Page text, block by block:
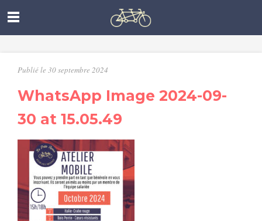
Publié le 30 septembre 2024
WhatsApp Image 2024-09-
30 at 15.05.49